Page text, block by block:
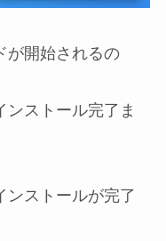
が開始されるの
ストール完了ま
ンストールが完了